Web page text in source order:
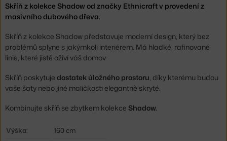
Skříň z kolekce Shadow od značky Ethnicraft v provedení z
masivního dubového dřeva.
Skříň z kolekce Shadow představuje moderní design, který bez
problémů splyne s jakýmkoli interiérem. Má hladké, rafinované
linie, které jistě oživí váš domov.
Skříň poskytuje dostatek úložného prostoru, díky kterému budou
vaše šaty nebo jiné maličkosti elegantně skryté.
Kombinujte skříň se zbytkem kolekce Shadow.
Výška:
160 cm